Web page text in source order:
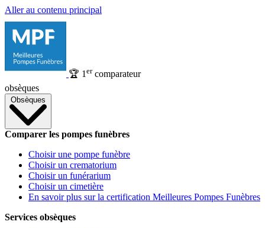
Aller au contenu principal
🏆 1 ercomparateur
obsèques
Obsèques
Comparer les pompes funèbres
Choisir une pompe funèbre
Choisir un crematorium
Choisir un funérarium
Choisir un cimetière
En savoir plus sur la certification Meilleures Pompes Funèbres
Services obsèques